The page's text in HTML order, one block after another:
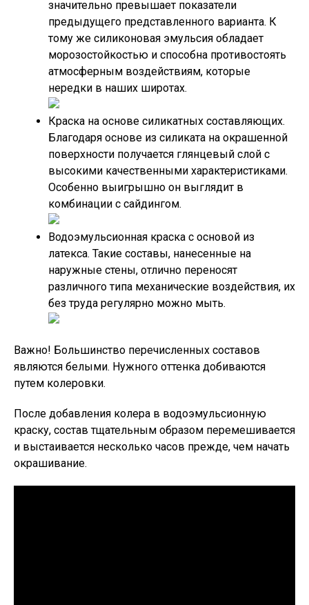
значительно превышает показатели
предыдущего представленного варианта. К
тому же силиконовая эмульсия обладает
морозостойкостью и способна противостоять
атмосферным воздействиям, которые
нередки в наших широтах.
Краска на основе силикатных составляющих.
Благодаря основе из силиката на окрашенной
поверхности получается глянцевый слой с
высокими качественными характеристиками.
Особенно выигрышно он выглядит в
комбинации с сайдингом.
Водоэмульсионная краска с основой из
латекса. Такие составы, нанесенные на
наружные стены, отлично переносят
различного типа механические воздействия, их
без труда регулярно можно мыть.
Важно! Большинство перечисленных составов
являются белыми. Нужного оттенка добиваются
путем колеровки.
После добавления колера в водоэмульсионную
краску, состав тщательным образом перемешивается
и выстаивается несколько часов прежде, чем начать
окрашивание.